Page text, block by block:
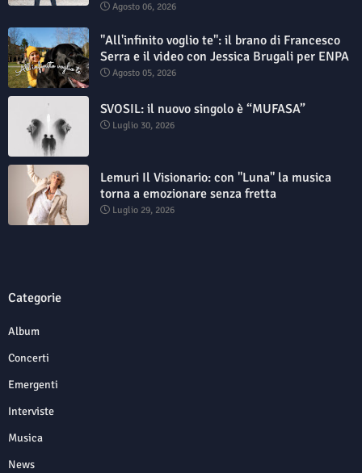
Agosto 06, 2026
"All'infinito voglio te": il brano di Francesco
Serra e il video con Jessica Brugali per ENPA
Agosto 05, 2026
SVOSIL: il nuovo singolo è “MUFASA”
Luglio 30, 2026
Lemuri Il Visionario: con "Luna" la musica
torna a emozionare senza fretta
Luglio 29, 2026
Categorie
Album
Concerti
Emergenti
Interviste
Musica
News